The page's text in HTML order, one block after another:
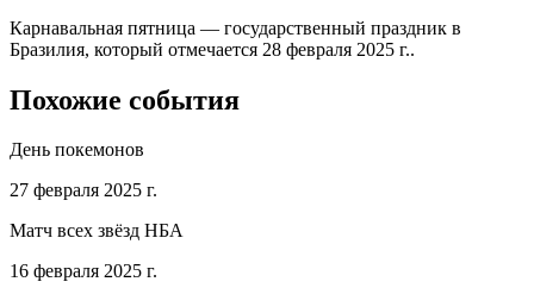
Карнавальная пятница — государственный праздник в
Бразилия, который отмечается 28 февраля 2025 г..
Похожие события
День покемонов
27 февраля 2025 г.
Матч всех звёзд НБА
16 февраля 2025 г.